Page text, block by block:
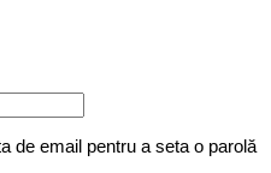
de email pentru a seta o parolă